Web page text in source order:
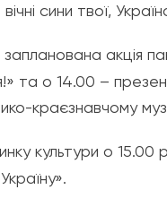
сини твої,
акція
та о 14.00 –
краєзнавчому
культури о 15.00